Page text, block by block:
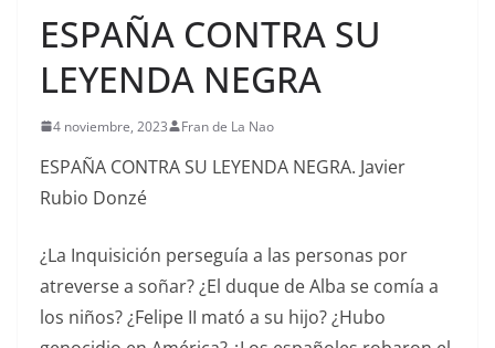
ESPAÑA CONTRA SU
LEYENDA NEGRA
4 noviembre, 2023 Fran de La Nao
ESPAÑA CONTRA SU LEYENDA NEGRA. Javier
Rubio Donzé
¿La Inquisición perseguía a las personas por
atreverse a soñar? ¿El duque de Alba se comía a
los niños? ¿Felipe II mató a su hijo? ¿Hubo